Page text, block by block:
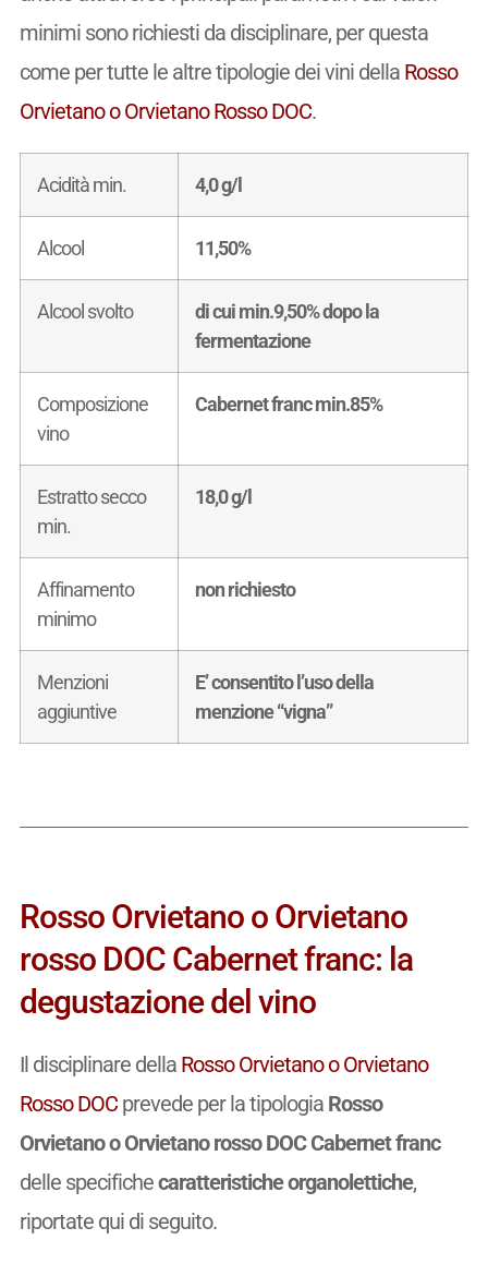
minimi sono richiesti da disciplinare, per questa
come per tutte le altre tipologie dei vini della Rosso
Orvietano o Orvietano Rosso DOC.
Acidità min. 4,0 g/l
Alcool 11,50%
Alcool svolto
di cui min.9,50% dopo la
fermentazione
Composizione
vino
Cabernet franc min.85%
Estratto secco
min.
18,0 g/l
Affinamento
minimo
non richiesto
Menzioni
aggiuntive
E’ consentito l’uso della
menzione “vigna”
Rosso Orvietano o Orvietano
rosso DOC Cabernet franc: la
degustazione del vino
Il disciplinare della Rosso Orvietano o Orvietano
Rosso DOCprevede per la tipologia Rosso
Orvietano o Orvietano rosso DOC Cabernet franc
delle specifichecaratteristiche organolettiche,
riportate qui di seguito.